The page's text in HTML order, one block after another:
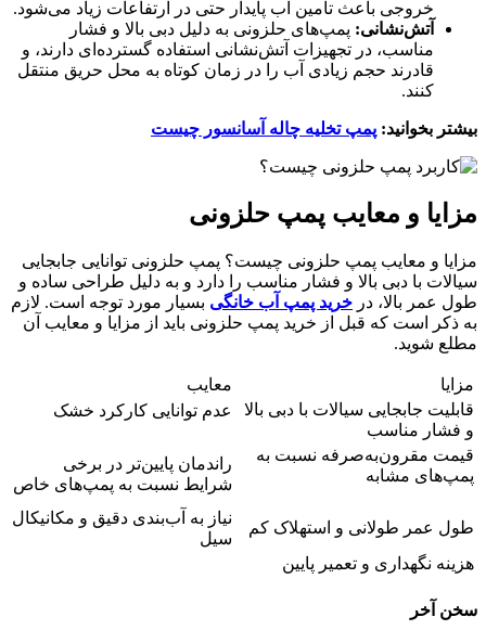
خروجی باعث تامین آب پایدار حتی در ارتفاعات زیاد می‌شود.
آتش‌نشانی: پمپ‌های حلزونی به دلیل دبی بالا و فشار
مناسب، در تجهیزات آتش‌نشانی استفاده گسترده‌ای دارند، و
قادرند حجم زیادی آب را در زمان کوتاه به محل حریق منتقل
کنند.
بیشتر بخوانید: پمپ تخلیه چاله آسانسور چیست
مزایا و معایب پمپ حلزونی
مزایا و معایب پمپ حلزونی چیست؟ پمپ حلزونی توانایی جابجایی
سیالات با دبی بالا و فشار مناسب را دارد و به دلیل طراحی ساده و
طول عمر بالا، در خرید پمپ آب خانگی بسیار مورد توجه است. لازم
به ذکر است که قبل از خرید پمپ حلزونی باید از مزایا و معایب آن
مطلع شوید.
مزایا
معایب
قابلیت جابجایی سیالات با دبی بالا
و فشار مناسب
عدم توانایی کارکرد خشک
قیمت مقرون‌به‌صرفه نسبت به
پمپ‌های مشابه
راندمان پایین‌تر در برخی
شرایط نسبت به پمپ‌های خاص
طول عمر طولانی و استهلاک کم
نیاز به آب‌بندی دقیق و مکانیکال
سیل
هزینه نگهداری و تعمیر پایین
سخن آخر